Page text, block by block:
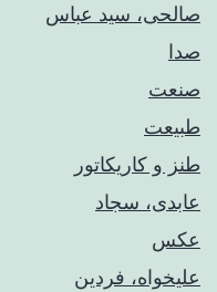
صالحی، سید عباس
صدا
صنعت
طبیعت
طنز و کاریکاتور
عابدی، سجاد
عکس
علیخواه، فردین